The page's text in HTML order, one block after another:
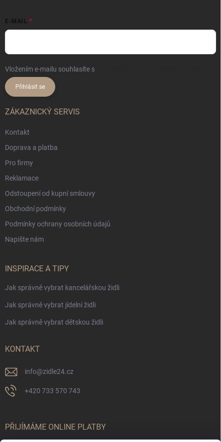
E-MAIL
Vložením e-mailu souhlasíte s
Přihlásit se
ZÁKAZNICKÝ SERVIS
Kontakt
Doprava a platba
Pro firmy
Reklamace
Odstoupení od kupní smlouvy
Obchodní podmínky
Podmínky ochrany osobních údajů
Napište nám
INSPIRACE A TIPY
Jak správně vybrat kancelářskou židli
Jak správně vybrat jídelní židli
Jak správně vybrat dětskou židli
KONTAKT
info@zidle24.cz
+420 733 570 743
PŘIJÍMÁME ONLINE PLATBY